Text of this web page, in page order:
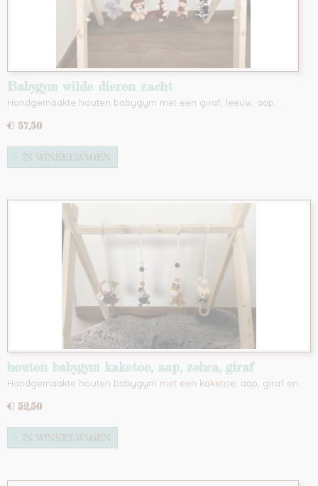
Babygym wilde dieren zacht
Handgemaakte houten babygym met een giraf, leeuw, aap,…
€ 57,50
IN WINKELWAGEN
houten babygym kaketoe, aap, zebra, giraf
Handgemaakte houten babygym met een kaketoe, aap, giraf en…
€ 52,50
IN WINKELWAGEN